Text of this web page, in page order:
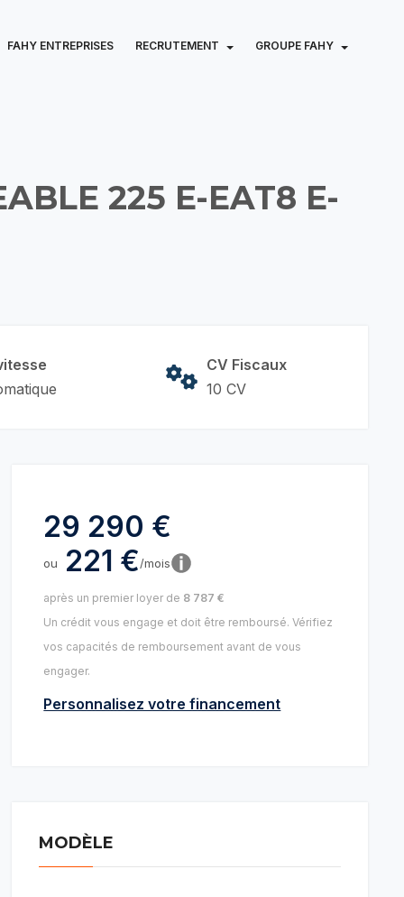
FAHY ENTREPRISES RECRUTEMENT GROUPE FAHY
225 E-EAT8 E-
CV Fiscaux
10 CV
29 290 €
ou 221 €/mois
après un premier loyer de 8 787 €
Un crédit vous engage et doit être remboursé. Vérifiez
vos capacités de remboursement avant de vous
engager.
Personnalisez votre financement
MODÈLE